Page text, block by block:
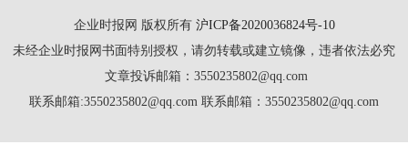
企业时报网 版权所有 沪ICP备2020036824号-10
未经企业时报网书面特别授权，请勿转载或建立镜像，违者依法必究
文章投诉邮箱：3550235802@qq.com
联系邮箱:3550235802@qq.com 联系邮箱：3550235802@qq.com